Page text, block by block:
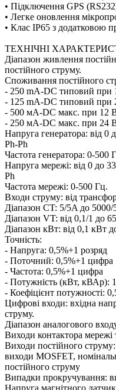
• Підключення GPS
• Легке оновлення
• Клас IP65 з додатковою
ТЕХНІЧНІ
Діапазон живлення
постійного струму.
Споживання постійного
- 250 mA-DC типовий при
- 125 mA-DC типовий при
- 500 мА-DC макс. при 12
- 250 мА-DC макс. при 24
Напруга генератора: від
Ph-Ph
Частота генератора: 0-500
Напруга мережі: від 0 до
Ph
Частота мережі: 0-500 Гц.
Входи струму: від
Діапазон CT: 5/5A до 5000/
Діапазон VT: від 0,1/1 до
Діапазон кВт: від 0,1 кВт
Точність:
- Напруга: 0,5%+1 розряд
- Поточний: 0,5%+1 цифра
- Частота: 0,5%+1 цифра
- Потужність (кВт, кВАр):
- Коефіцієнт потужності:
Цифрові входи: вхідна
струму.
Діапазон аналогового
Виходи контактора
Виходи постійного
виходи MOSFET,
постійного струму
Випадки прокручування: